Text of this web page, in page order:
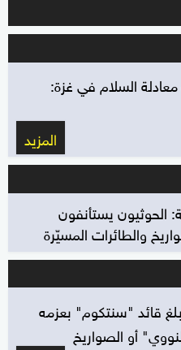
السلام في غزة:
المزيد
الحوثيون يستأنفون
والطائرات المسيّرة
أبلغ قائد "سنتكوم" بعزمه
أو الصواريخ